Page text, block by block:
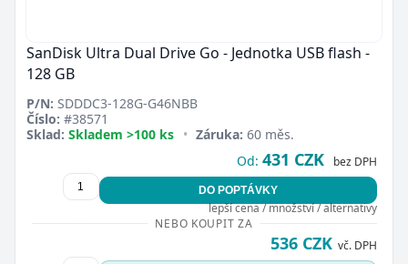
SanDisk Ultra Dual Drive Go - Jednotka USB flash -
128 GB
P/N: SDDDC3-128G-G46NBB
Číslo: #38571
Sklad: Skladem >100 ks • Záruka: 60 měs.
Od: 431 CZK bez DPH
DO POPTÁVKY
lepší cena / množství / alternativy
NEBO KOUPIT ZA
536 CZK vč. DPH